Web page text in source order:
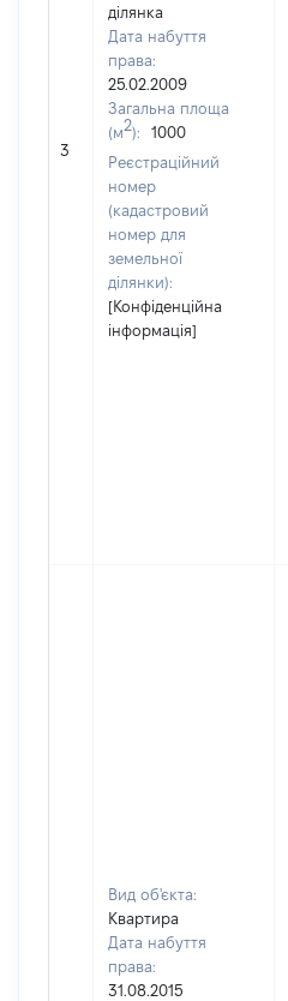
3
ділянка
Дата набуття
права:
25.02.2009
Загальна площа
(м2):
1000
Реєстраційний
номер
(кадастровий
номер для
земельної
ділянки):
[Конфіденційна
інформація]
Вид об'єкта:
Квартира
Дата набуття
права:
31.08.2015